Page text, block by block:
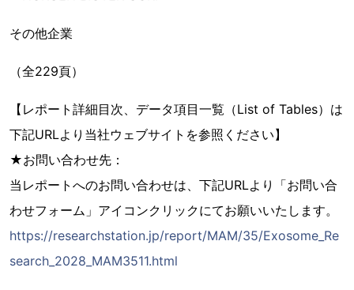
その他企業
（全229頁）
【レポート詳細目次、データ項目一覧（List of Tables）は
下記URLより当社ウェブサイトを参照ください】
★お問い合わせ先：
当レポートへのお問い合わせは、下記URLより「お問い合
わせフォーム」アイコンクリックにてお願いいたします。
https://researchstation.jp/report/MAM/35/Exosome_Re
search_2028_MAM3511.html